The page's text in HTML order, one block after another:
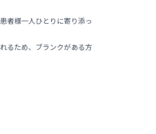
者様一人ひとりに寄り添っ
るため、ブランクがある方